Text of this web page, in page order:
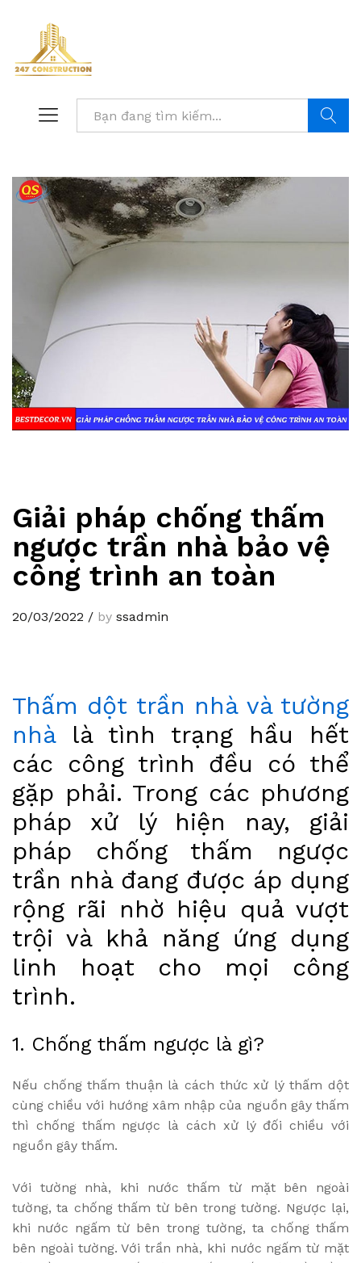
Giải pháp chống thấm
ngược trần nhà bảo vệ
công trình an toàn
20/03/2022 / by ssadmin
Thấm dột trần nhà và tường
nhàlà tình trạng hầu hết
các công trình đều có thể
gặp phải. Trong các phương
pháp xử lý hiện nay, giải
pháp chống thấm ngược
trần nhà đang được áp dụng
rộng rãi nhờ hiệu quả vượt
trội và khả năng ứng dụng
linh hoạt cho mọi công
trình.
1. Chống thấm ngược là gì?
Nếu chống thấm thuận là cách thức xử lý thấm dột
cùng chiều với hướng xâm nhập của nguồn gây thấm
thì chống thấm ngược là cách xử lý đối chiều với
nguồn gây thấm.
Với tường nhà, khi nước thấm từ mặt bên ngoài
tường, ta chống thấm từ bên trong tường. Ngược lại,
khi nước ngấm từ bên trong tường, ta chống thấm
bên ngoài tường. Với trần nhà, khi nước ngấm từ mặt